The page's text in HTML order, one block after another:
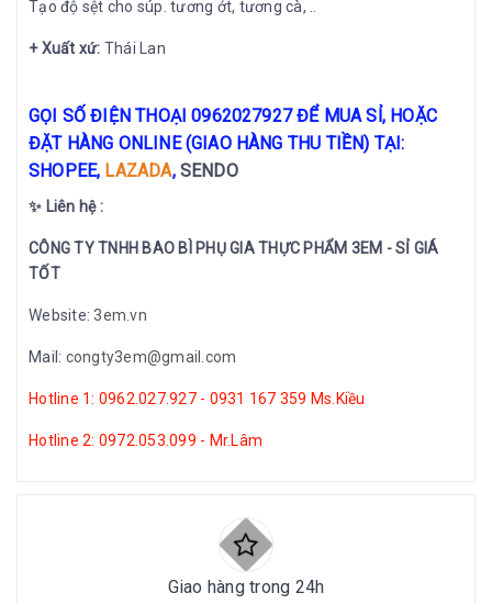
Tạo độ sệt cho súp. tương ớt, tương cà, ..
+ Xuất xứ: Thái Lan
GỌI SỐ ĐIỆN THOẠI 0962027927 ĐỂ MUA SỈ, HOẶC
ĐẶT HÀNG ONLINE (GIAO HÀNG THU TIỀN) TẠI:
SHOPEE, LAZADA, SENDO
✨ Liên hệ :
CÔNG TY TNHH BAO BÌ PHỤ GIA THỰC PHẨM 3EM - SỈ GIÁ
TỐT
Website:3em.vn
Mail: congty3em@gmail.com
Hotline 1: 0962.027.927 - 0931 167 359 Ms.Kiều
Hotline 2: 0972.053.099 - Mr.Lâm
Giao hàng trong 24h